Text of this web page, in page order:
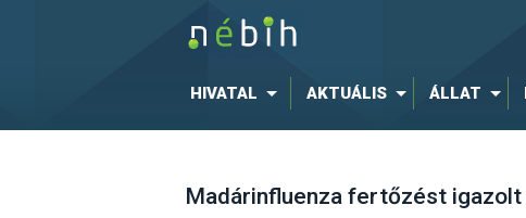
HIVATAL AKTUÁLIS ÁLLAT
Madárinfluenza fertőzést igazolt